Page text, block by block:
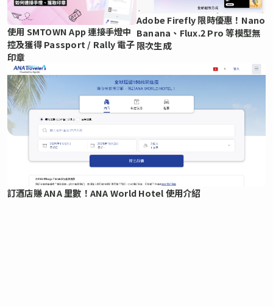
使用 SMTOWN App 連接手燈中
控及獲得 Passport / Rally 電子
印章
Adobe Firefly 限時優惠！Nano
Banana、Flux.2 Pro 等模型無
限次生成
訂酒店賺 ANA 里數！ANA World Hotel 使用介紹